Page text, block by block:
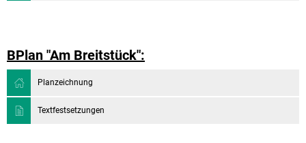
BPlan "Am Breitstück":
Planzeichnung
Textfestsetzungen